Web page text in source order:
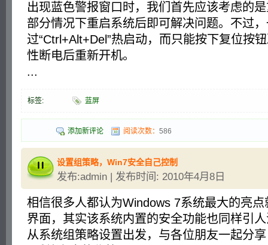
出现蓝色警报窗口时，我们首先应该考虑的
部分情况下重启系统后即可解决问题。不过
过“Ctrl+Alt+Del”热启动，而只能按下复位按
性断电后重新开机。
...
标签: 蓝屏
添加新评论 阅读次数： 586
设置组策略，Win7安全自己控制
发布:admin | 发布时间: 2010年4月8日
相信很多人都认为Windows 7系统最大的亮
界面，其实该系统内置的安全功能也同样引
从系统组策略设置出发，与各位朋友一起分